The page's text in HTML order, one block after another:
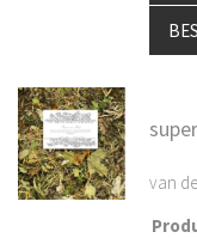
van